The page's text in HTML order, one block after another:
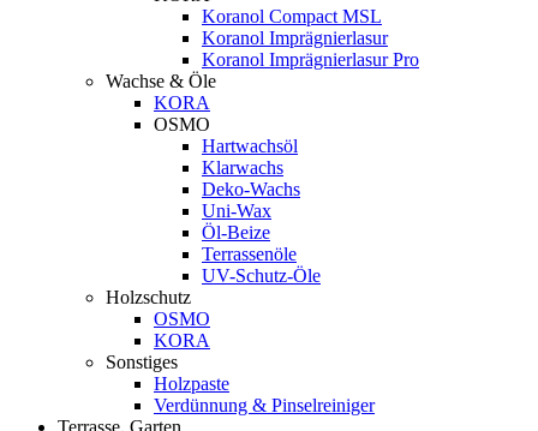
Koranol Compact MSL
Koranol Imprägnierlasur
Koranol Imprägnierlasur Pro
Wachse & Öle
KORA
OSMO
Hartwachsöl
Klarwachs
Deko-Wachs
Uni-Wax
Öl-Beize
Terrassenöle
UV-Schutz-Öle
Holzschutz
OSMO
KORA
Sonstiges
Holzpaste
Verdünnung & Pinselreiniger
Terrasse, Garten